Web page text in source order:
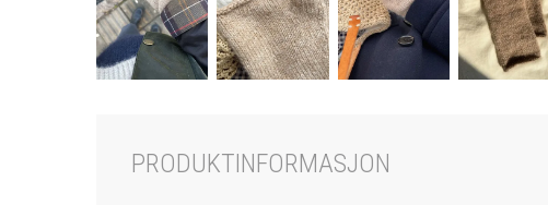
PRODUKTINFORMASJON